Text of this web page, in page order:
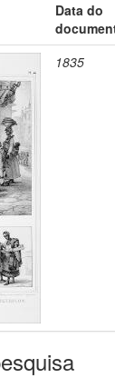
Data do
1835